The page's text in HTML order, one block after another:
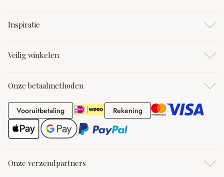
Inspiratie
Veilig winkelen
Onze betaalmethoden
VooruitbetalingVooruitbetaling RekeningRekening
Onze verzendpartners